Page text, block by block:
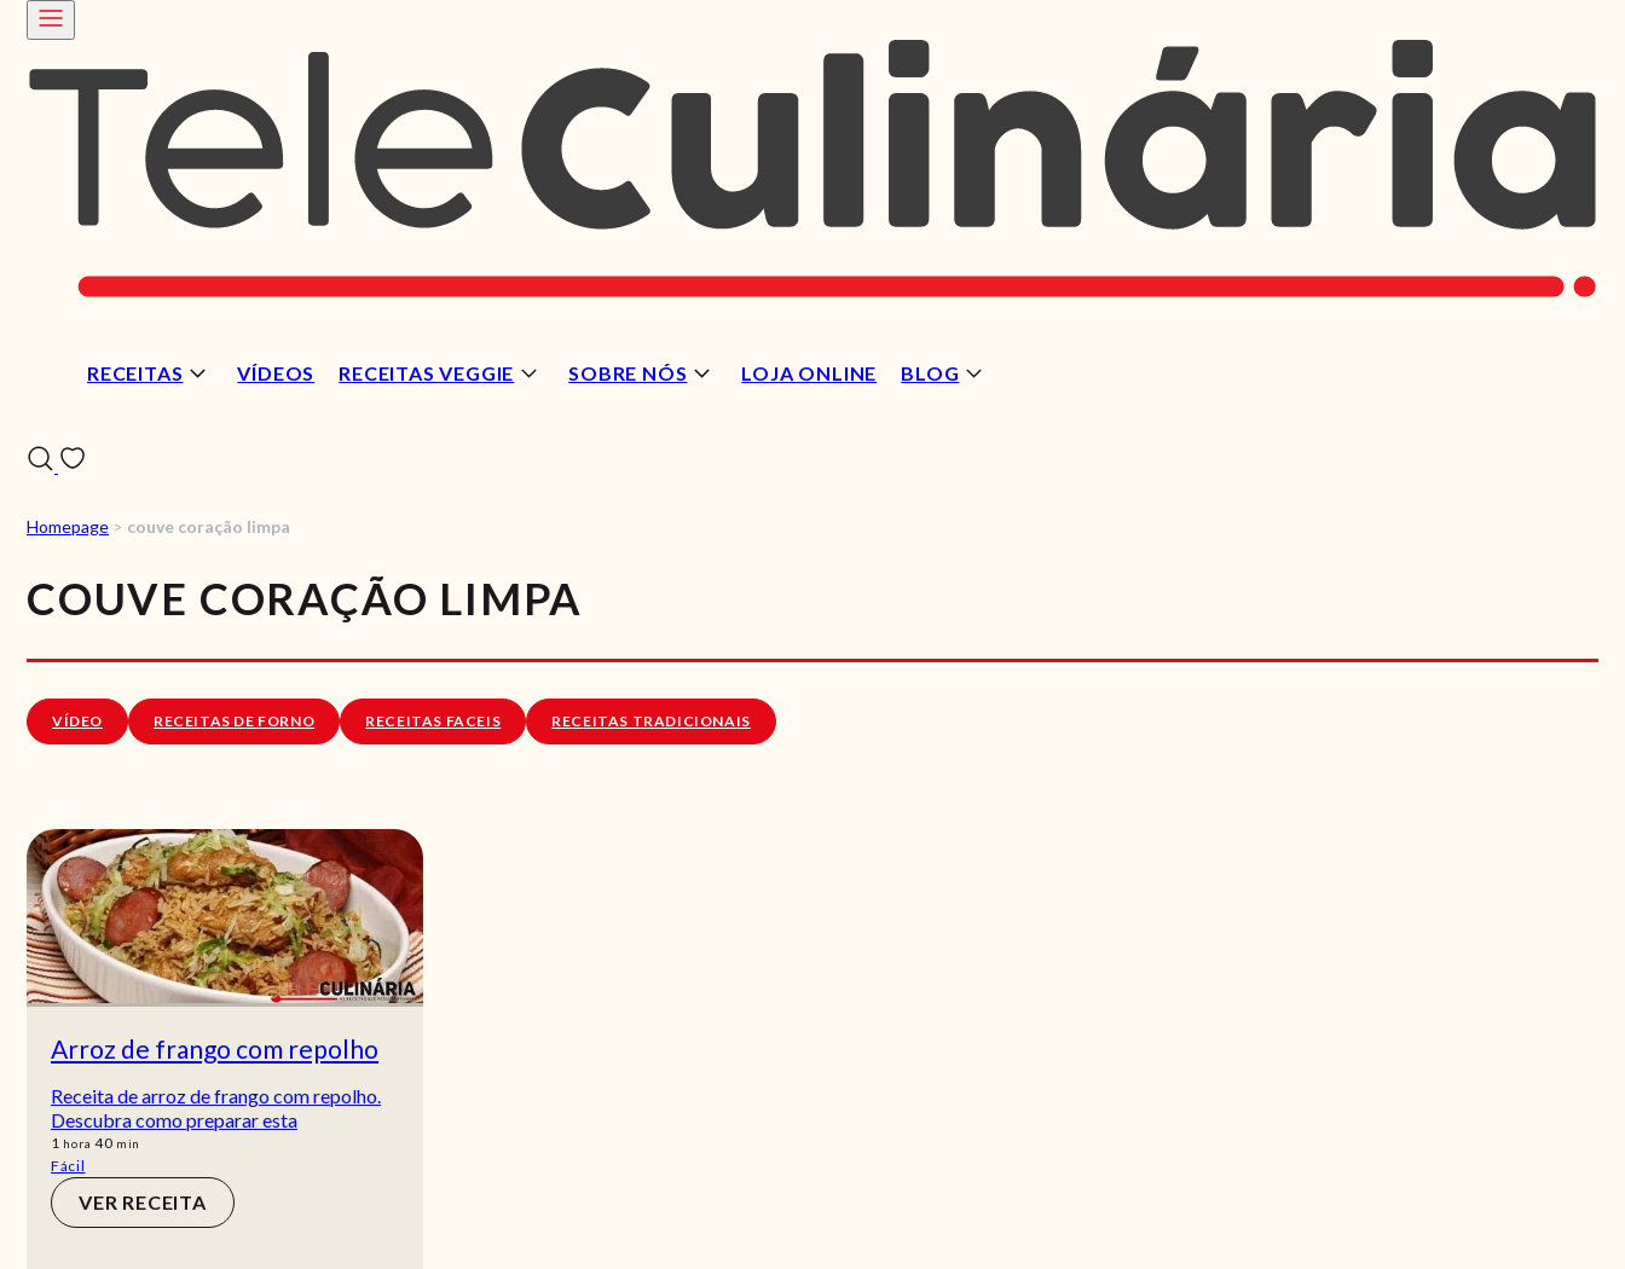
RECEITAS VÍDEOS RECEITAS VEGGIE SOBRE NÓS LOJA ONLINE BLOG
Homepage > couve coração limpa
COUVE CORAÇÃO LIMPA
VÍDEO RECEITAS DE FORNO RECEITAS FACEIS RECEITAS TRADICIONAIS
Arroz de frango com repolho
Receita de arroz de frango com repolho.
Descubra como preparar esta
1 hora
hora 40min
min
Fácil
VER RECEITA